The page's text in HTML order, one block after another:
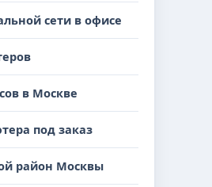
сети в офисе
в Москве
под заказ
район Москвы